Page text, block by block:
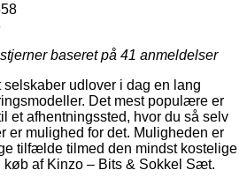
baseret på 41 anmeldelser
selskaber udlover i dag en lang
Det mest populære er
et afhentningssted, hvor du så selv
er mulighed for det. Muligheden er
tilfælde tilmed den mindst kostelige
køb af Kinzo – Bits & Sokkel Sæt.